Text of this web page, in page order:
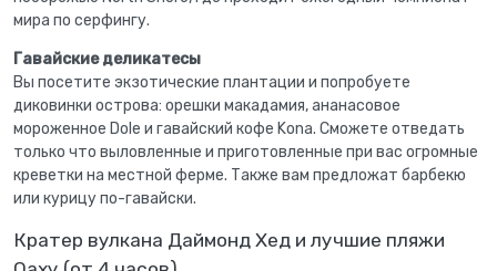
мира по серфингу.
Гавайские деликатесы
Вы посетите экзотические плантации и попробуете
диковинки острова: орешки макадамия, ананасовое
мороженное Dole и гавайский кофе Kona. Сможете отведать
только что выловленные и приготовленные при вас огромные
креветки на местной ферме. Также вам предложат барбекю
или курицу по-гавайски.
Кратер вулкана Даймонд Хед и лучшие пляжи